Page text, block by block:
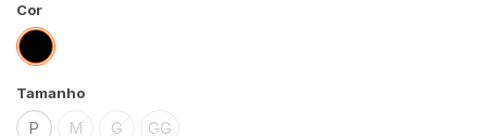
Cor
Tamanho
P M G GG